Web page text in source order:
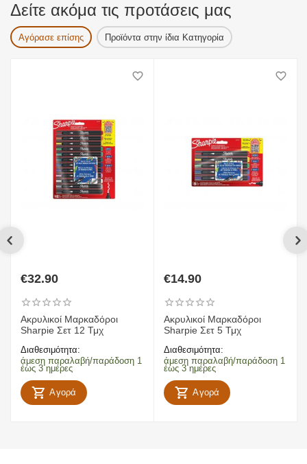
Δείτε ακόμα τις προτάσεις μας
Αγόρασε επίσης Προϊόντα στην ίδια Κατηγορία
€32.90
Ακρυλικοί Μαρκαδόροι
Sharpie Σετ 12 Τμχ
Διαθεσιμότητα:
άμεση παραλαβή/παράδοση 1
έως 3 ημέρες
Αγορά
€14.90
Ακρυλικοί Μαρκαδόροι
Sharpie Σετ 5 Τμχ
Διαθεσιμότητα:
άμεση παραλαβή/παράδοση 1
έως 3 ημέρες
Αγορά